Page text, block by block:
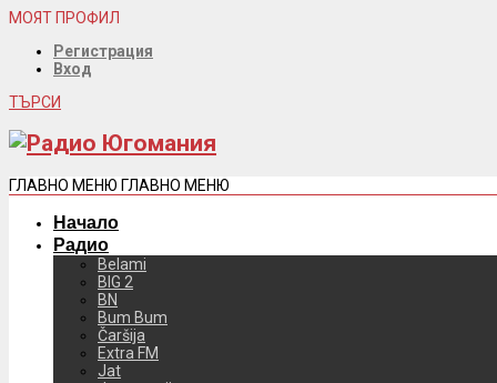
МОЯТ ПРОФИЛ
Регистрация
Вход
ТЪРСИ
ГЛАВНО МЕНЮ ГЛАВНО МЕНЮ
Начало
Радио
Belami
BIG 2
BN
Bum Bum
Čaršija
Extra FM
Jat